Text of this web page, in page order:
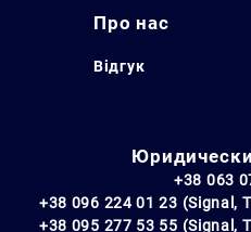
Про нас
Відгук
+38 063
+38 096 224 01 23 (Signal,
+38 095 277 53 55 (Signal,